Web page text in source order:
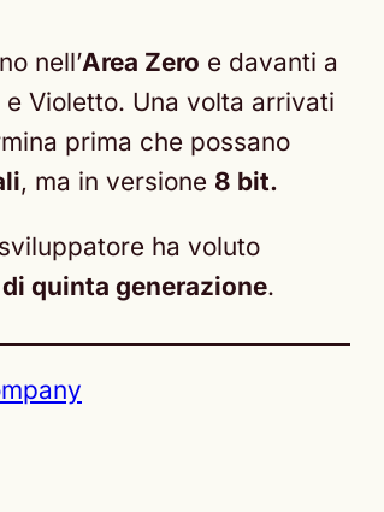
nell’Area Zero e davanti a
Violetto. Una volta arrivati
prima che possano
, ma in versione 8 bit.
ha voluto
quinta generazione.